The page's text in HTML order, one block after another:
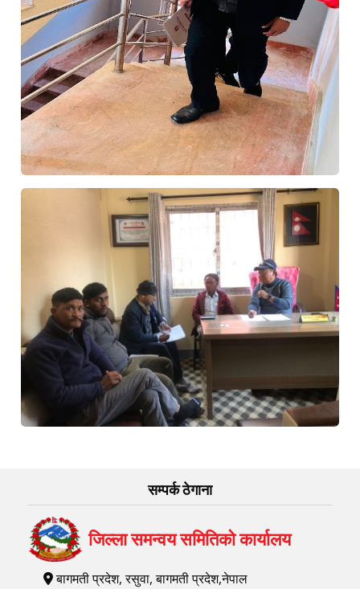
सम्पर्क ठेगाना
जिल्ला समन्वय समितिको कार्यालय
बागमती प्रदेश, रसुवा, बागमती प्रदेश,नेपाल